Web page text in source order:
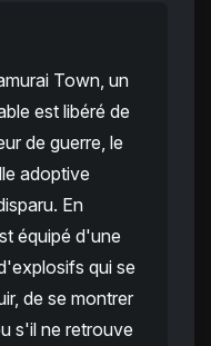
Town, un
est libéré de
de guerre, le
adoptive
En
équipé d'une
qui se
de se montrer
s'il ne retrouve